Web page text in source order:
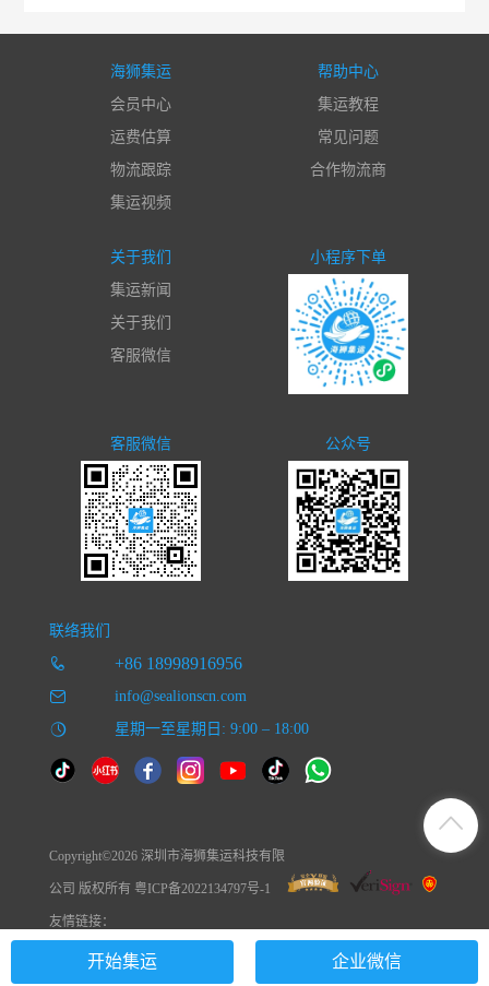
海狮集运
会员中心
运费估算
物流跟踪
集运视频
帮助中心
集运教程
常见问题
合作物流商
关于我们
集运新闻
关于我们
客服微信
小程序下单
客服微信 公众号
联络我们
+86 18998916956
info@sealionscn.com
星期一至星期日: 9:00 – 18:00
Copyright©2026 深圳市海狮集运科技有限
公司 版权所有 粤ICP备2022134797号-1
友情链接：
开始集运 企业微信